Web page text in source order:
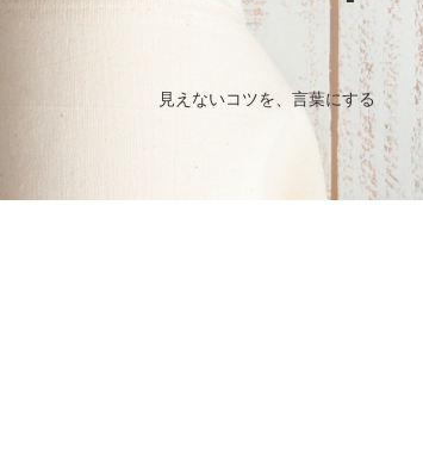
見えないコツを、言葉にする